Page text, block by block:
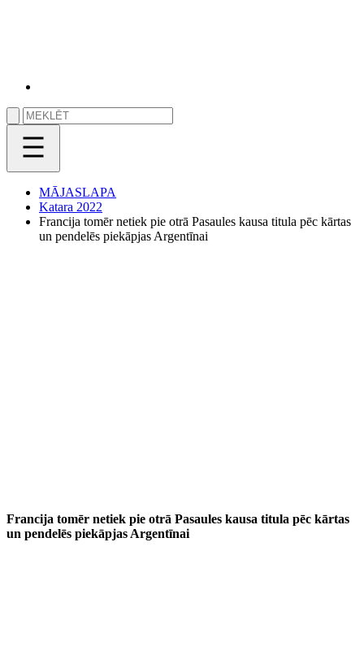
MĀJASLAPA
Katara 2022
Francija tomēr netiek pie otrā Pasaules kausa titula pēc kārtas
un pendelēs piekāpjas Argentīnai
Francija tomēr netiek pie otrā Pasaules kausa titula pēc kārtas
un pendelēs piekāpjas Argentīnai